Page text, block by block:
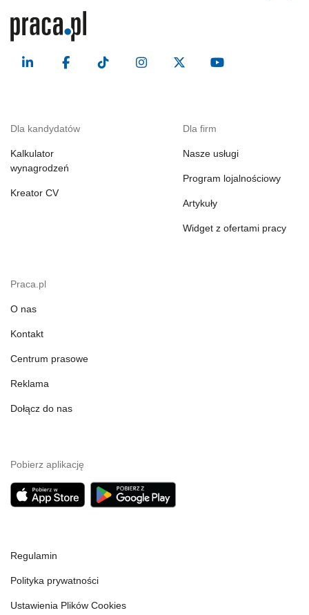
Dla kandydatów
Kalkulator
wynagrodzeń
Kreator CV
Dla firm
Nasze usługi
Program lojalnościowy
Artykuły
Widget z ofertami pracy
Praca.pl
O nas
Kontakt
Centrum prasowe
Reklama
Dołącz do nas
Pobierz aplikację
Regulamin
Polityka prywatności
Ustawienia Plików Cookies